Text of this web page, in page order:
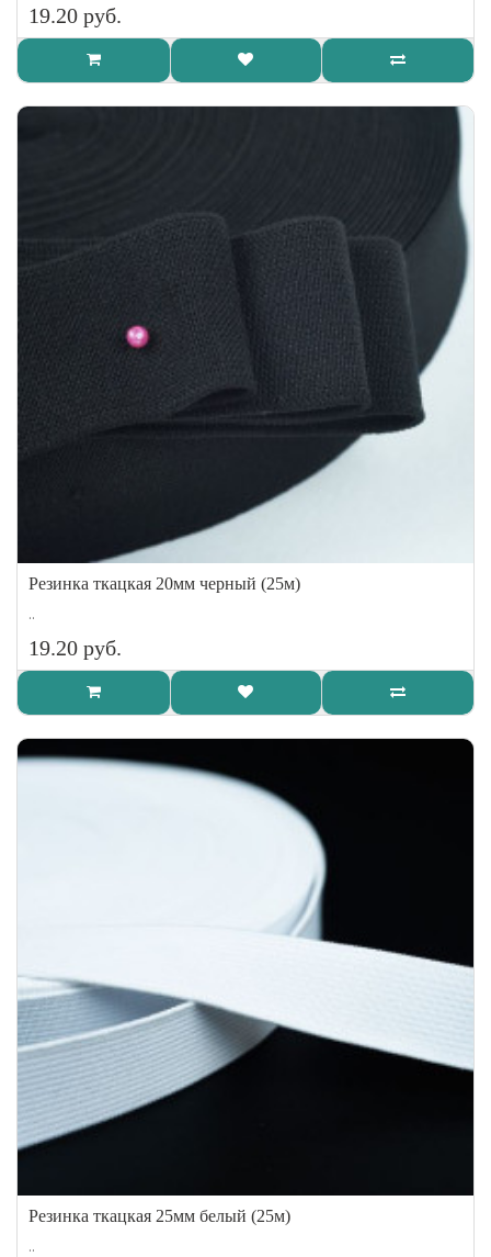
19.20 руб.
Резинка ткацкая 20мм черный (25м)
..
19.20 руб.
Резинка ткацкая 25мм белый (25м)
..